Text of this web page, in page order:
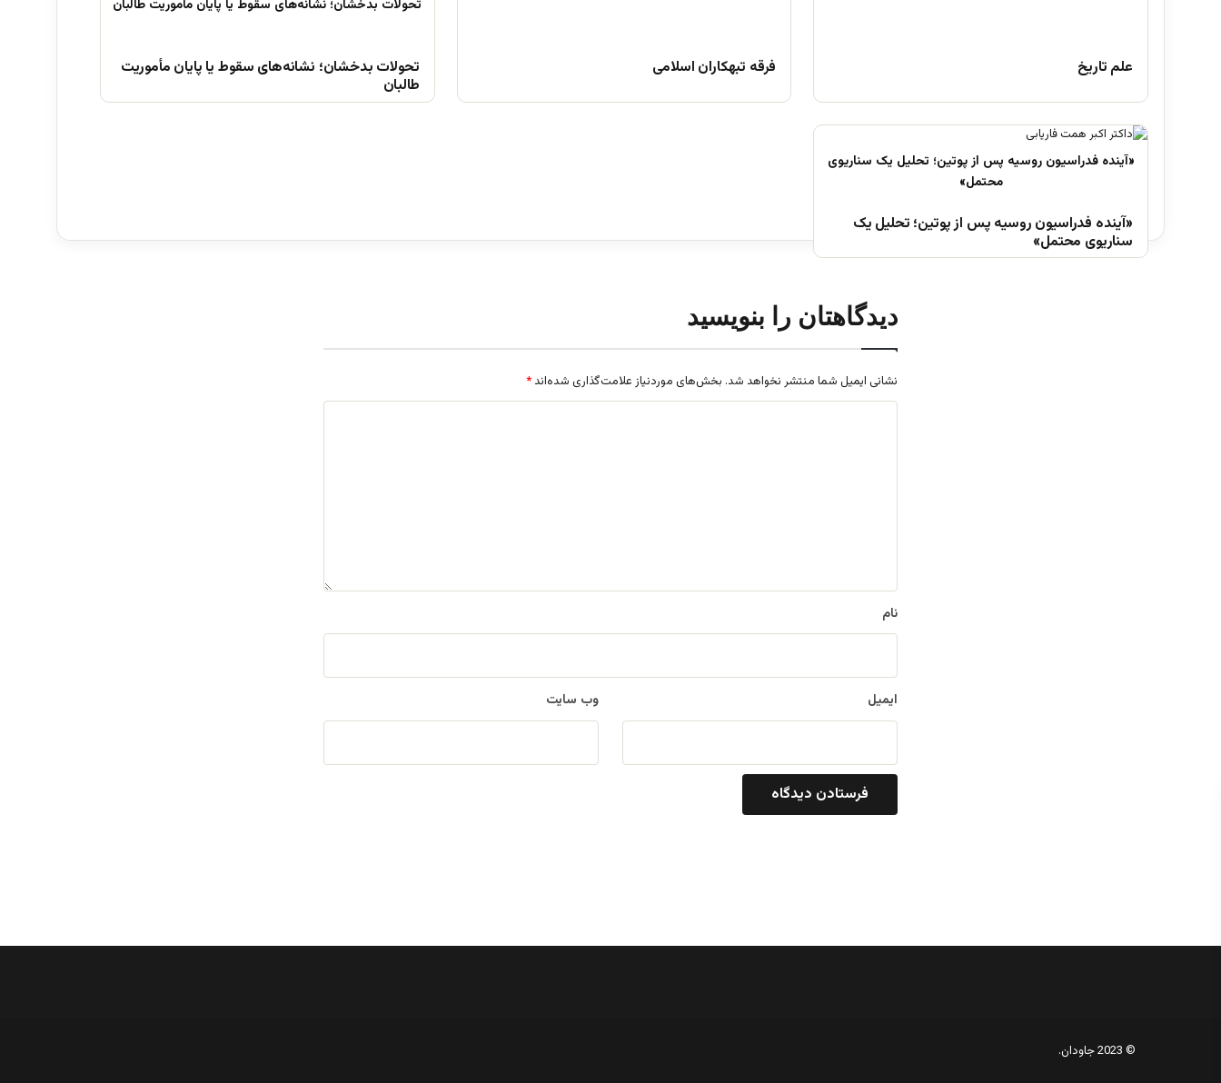
علم تاریخ فرقه تبهکاران اسلامی
تحولات بدخشان؛ نشانه‌های سقوط یا پایان مأموریت
طالبان
«آینده فدراسیون روسیه پس از پوتین؛ تحلیل یک
سناریوی محتمل»
دیدگاهتان را بنویسید
نشانی ایمیل شما منتشر نخواهد شد. بخش‌های موردنیاز علامت‌گذاری شده‌اند *
نام
ایمیل وب‌ سایت
© 2023 جاودان.